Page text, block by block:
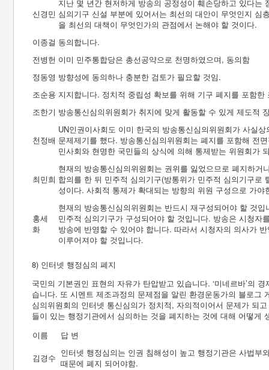
신경민
지난 몇 년간 현저하게 방송의 공정성이 훼손당하고 있다
심의기구 신설 부분에 있어서는 최선의 대안이 무엇인지 심
을 최선의 대책이 무엇인가의 관점에서 논해야 할 것이다.
이종걸 동의합니다.
전병헌 이미 민주통합당은 총선공약으로 천명하였으며, 동의함
정동영 방향성에 동의하나 충분한 검토가 필요할 것임.
조순용 지지합니다. 정치적 중립성 확보를 위해 기구 폐지를 포함
조한기 방송통신심의위원회가 취지에 맞게 활동할 수 있게 제도적
천정배
UN인권이사회도 이미 한국의 방송통신심의위원회가 사실
문제제기를 했다. 방송통신심의위원회는 폐지를 포함해 전
민사회와 현명한 국민들의 상식에 의해 통제받는 위원회가
최민희
현재의 방송통신심의위원회는 권위를 잃었으므로 폐지하
합의를 한 뒤 민주적 심의기구(방통위가 민주적 심의기구
성이다. 사회적 통제가 확대되는 방향의 위원 구성으로 가야
홍세
화
현재의 방송통신심의위원회는 반드시 재구성되어야 할 것
민주적 심의기구가 구성되어야 할 것입니다. 방송은 시청
방송에 반영할 수 있어야 합니다. 따라서 시청자의 의사가
이루어져야 할 것입니다.
8) 인터넷 행정심의 폐지
국민의 기본권인 표현의 자유가 탄압받고 있습니다. ‘미네르바’의
습니다. 또 시멘트 제조과정의 문제점을 알린 환경운동가의 블로그
심의위원회의 인터넷 통신심의가 정치적, 자의적이어서 문제가 되
들이 있는 행정기관에서 심의하는 것을 폐지하는 것에 대해 어떻게
이름
답 변
김경수 인터넷 행정심의는 인권 침해성이 높고 행정기관은 사법
때문에 폐지 되어야함.